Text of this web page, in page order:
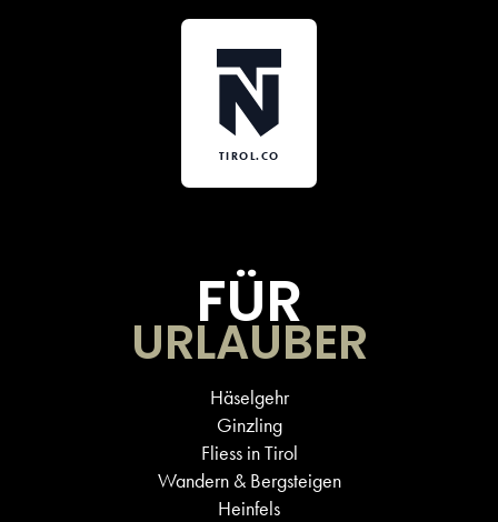
TIROL.CO
FÜR
URLAUBER
Häselgehr
Ginzling
Fliess in Tirol
Wandern & Bergsteigen
Heinfels